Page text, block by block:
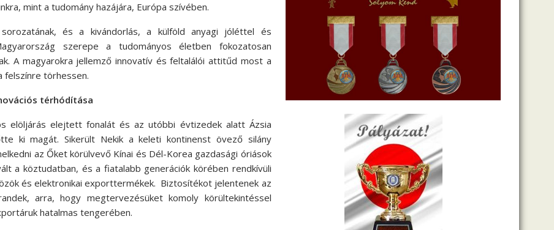
mint a tudomány hazájára, Európa szívében.
és a kivándorlás, a külföld anyagi jóléttel és
szerepe a tudományos életben fokozatosan
A magyarokra jellemző innovatív és feltalálói attitűd most a
felszínre törhessen.
térhódítása
elöljárás elejtett fonalát és az utóbbi évtizedek alatt Ázsia
ki magát. Sikerült Nekik a keleti kontinenst övező silány
az Őket körülvevő Kínai és Dél-Korea gazdasági óriások
a köztudatban, és a fiatalabb generációk körében rendkívüli
és elektronikai exporttermékek. Biztosítékot jelentenek az
arra, hogy megtervezésüket komoly körültekintéssel
hatalmas tengerében.